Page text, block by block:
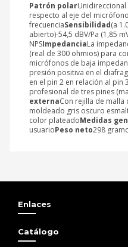
Patrón polar
respecto al eje del
frecuenciaSensibilidad(a
abierto)-54,5 dBV/Pa (1,85
NPSImpedanciaLa
(real de 300 ohmios) para
micrófonos de baja
presión positiva en el
en el pin 2 en relación al pin
profesional de tres pines
externaCon rejilla de malla
moldeado gris oscuro
color plateadoMedidas
usuarioPeso neto298
Enlaces
Catálogo